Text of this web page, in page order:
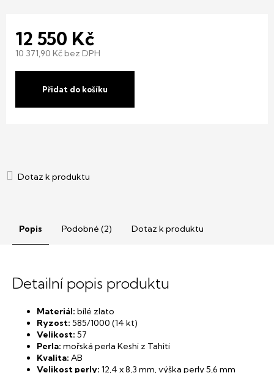
12 550 Kč
10 371,90 Kč bez DPH
Přidat do košíku
Popis Podobné (2) Dotaz k produktu
Detailní popis produktu
Materiál: bílé zlato
Ryzost: 585/1000 (14 kt)
Velikost: 57
Perla: mořská perla Keshi z Tahiti
Kvalita: AB
Velikost perly: 12,4 x 8,3 mm, výška perly 5,6 mm